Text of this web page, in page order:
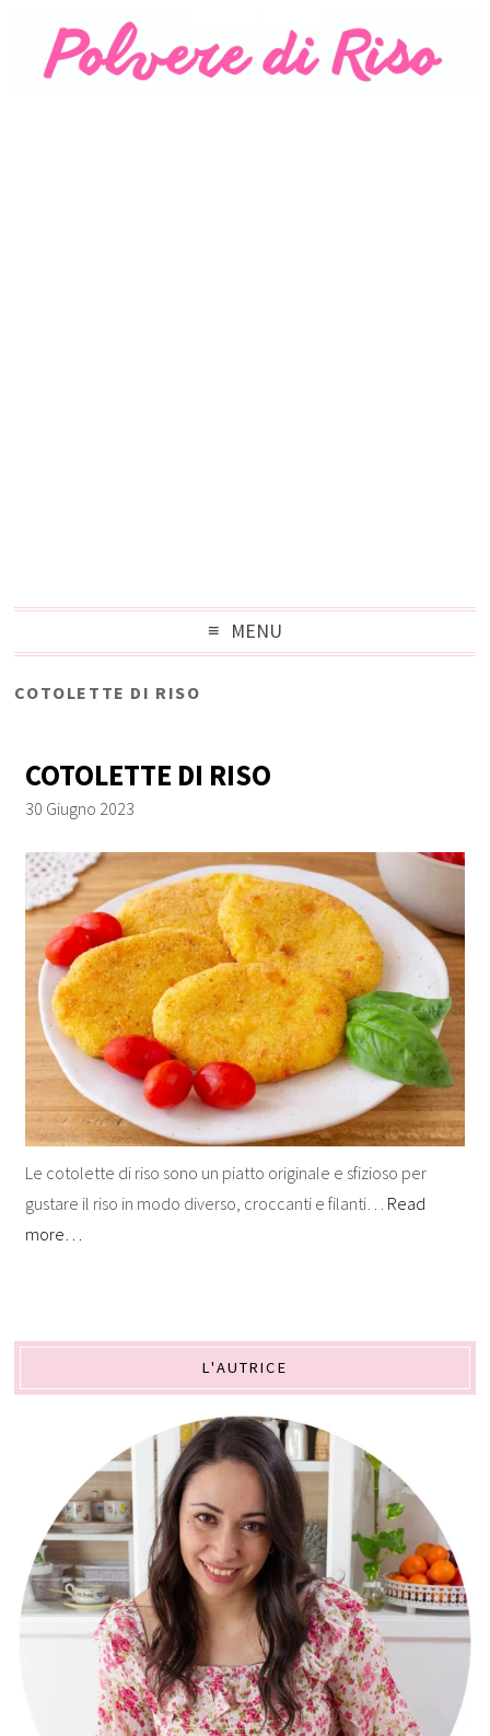
MENU
COTOLETTE DI RISO
COTOLETTE DI RISO
30 Giugno 2023
Le cotolette di riso sono un piatto originale e sfizioso per
gustare il riso in modo diverso, croccanti e filanti… Read
more…
L'AUTRICE